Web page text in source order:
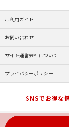
ご利用ガイド
お問い合わせ
サイト運営会社について
プライバシーポリシー
SNSでお得な